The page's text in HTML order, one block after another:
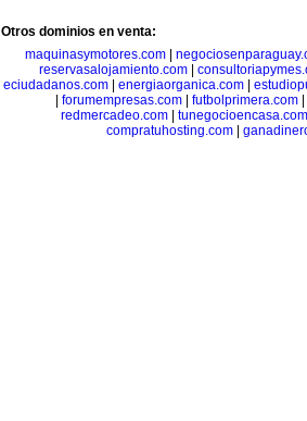
Otros dominios en venta:
maquinasymotores.com|
reservasalojamiento.com
eciudadanos.com| energiaorganica.com|
forumempresas.com futbolprimera.com
redmercadeo.com| tunegocioencasa.com
compratuhosting.com|